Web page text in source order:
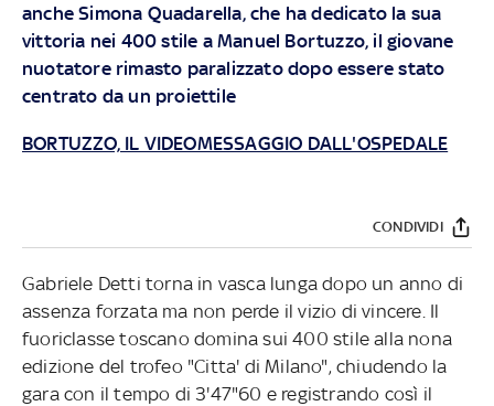
anche Simona Quadarella, che ha dedicato la sua
vittoria nei 400 stile a Manuel Bortuzzo, il giovane
nuotatore rimasto paralizzato dopo essere stato
centrato da un proiettile
BORTUZZO, IL VIDEOMESSAGGIO DALL'OSPEDALE
CONDIVIDI
Gabriele Detti torna in vasca lunga dopo un anno di
assenza forzata ma non perde il vizio di vincere. Il
fuoriclasse toscano domina sui 400 stile alla nona
edizione del trofeo "Citta' di Milano", chiudendo la
gara con il tempo di 3'47"60 e registrando così il